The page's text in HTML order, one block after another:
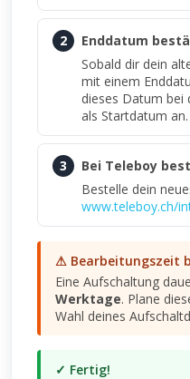
2
Enddatum
Sobald dir dein
mit einem
dieses Datum bei
als Startdatum an.
3
Bei Teleboy
Bestelle dein
www.teleboy.ch/
⚠ Bearbeitungszeit
Eine Aufschaltung
Werktage. Plane
Wahl deines
✓ Fertig!